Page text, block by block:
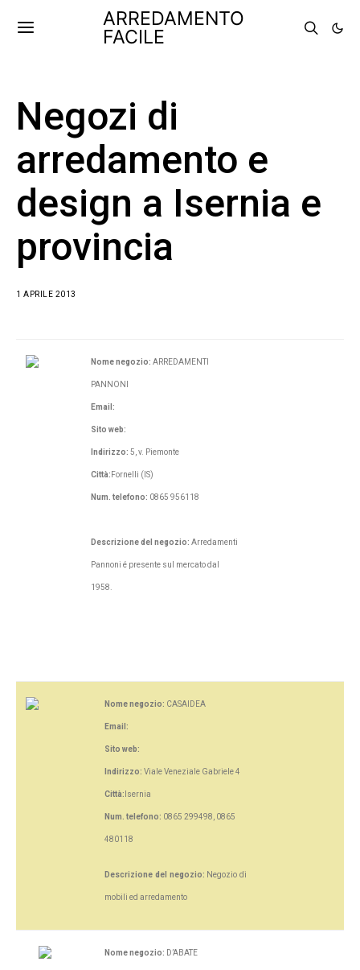
ARREDAMENTO
FACILE
Negozi di
arredamento e
design a Isernia e
provincia
1 APRILE 2013
Nome negozio: ARREDAMENTI
PANNONI
Email:
Sito web:
Indirizzo: 5, v. Piemonte
Città: Fornelli (IS)
Num. telefono: 0865 956118
Descrizione del negozio: Arredamenti
Pannoni é presente sul mercato dal
1958.
Nome negozio: CASAIDEA
Email:
Sito web:
Indirizzo: Viale Veneziale Gabriele 4
Città: Isernia
Num. telefono: 0865 299498, 0865
480118
Descrizione del negozio: Negozio di
mobili ed arredamento
Nome negozio: D’ABATE